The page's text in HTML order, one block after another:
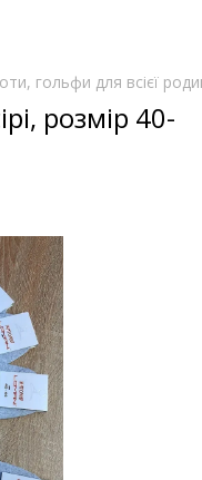
гольфи для всієї
розмір 40-